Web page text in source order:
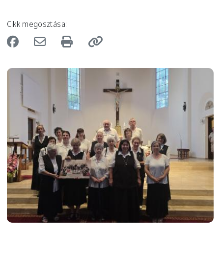
Cikk megosztása:
Image